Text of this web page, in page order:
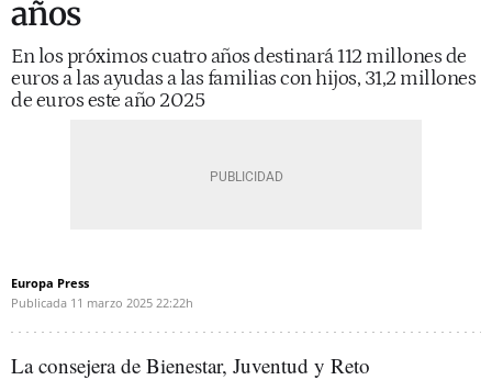
años
En los próximos cuatro años destinará 112 millones de
euros a las ayudas a las familias con hijos, 31,2 millones
de euros este año 2025
Europa Press
Publicada 11 marzo 2025 22:22h
La consejera de Bienestar, Juventud y Reto